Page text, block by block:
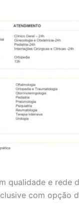
qualidade e rede
com opção